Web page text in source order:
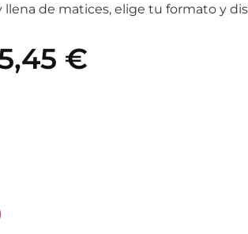
llena de matices, elige tu formato y
€